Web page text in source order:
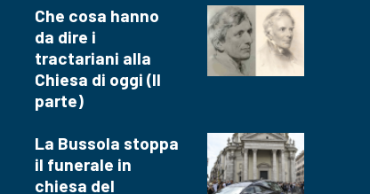
Che cosa hanno
da dire i
tractariani alla
Chiesa di oggi (II
parte)
La Bussola stoppa
il funerale in
chiesa del